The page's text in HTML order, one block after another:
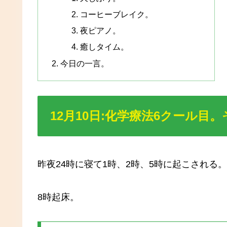
コーヒーブレイク。
夜ピアノ。
癒しタイム。
今日の一言。
12月10日:化学療法6クール目。
昨夜24時に寝て1時、2時、5時に起こされる。
8時起床。